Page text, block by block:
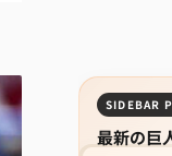
SIDEBAR
最新の巨